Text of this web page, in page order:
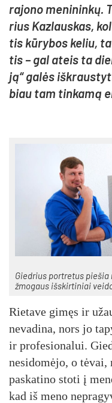
ra­jo­no me­ni­nin­kų.
rius Kaz­laus­kas,
tis kū­ry­bos ke­liu,
tis – gal ateis ta
ją“ ga­lės
biau tam tin­ka­mą
Gied­rius po­rtre­tus
žmo­gaus iš­skir­ti­niai
Rie­ta­ve gi­męs ir
ne­va­di­na, nors jo
ir pro­fe­sio­na­lui.
ne­si­do­mė­jo, o tė­vai,
pas­ka­ti­no sto­ti į
kad iš me­no